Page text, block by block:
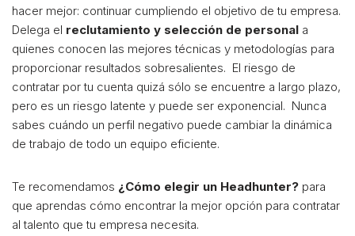
hacer mejor: continuar cumpliendo el objetivo de tu empresa.
Delega el reclutamiento y selección de personal a
quienes conocen las mejores técnicas y metodologías para
proporcionar resultados sobresalientes. El riesgo de
contratar por tu cuenta quizá sólo se encuentre a largo plazo,
pero es un riesgo latente y puede ser exponencial. Nunca
sabes cuándo un perfil negativo puede cambiar la dinámica
de trabajo de todo un equipo eficiente.
Te recomendamos ¿Cómo elegir un Headhunter? para
que aprendas cómo encontrar la mejor opción para contratar
al talento que tu empresa necesita.